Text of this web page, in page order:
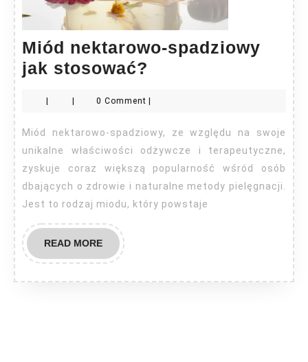
Miód nektarowo-spadziowy
jak stosować?
spadziowy
jak
stosować?
0 Comment
Miód nektarowo-spadziowy, ze względu na swoje
unikalne właściwości odżywcze i terapeutyczne,
zyskuje coraz większą popularność wśród osób
dbających o zdrowie i naturalne metody pielęgnacji.
Jest to rodzaj miodu, który powstaje
READ MOREREAD
MORE